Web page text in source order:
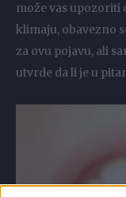
može vas upozoriti
klimaju, obavezno
za ovu pojavu, ali
utvrde da li je u